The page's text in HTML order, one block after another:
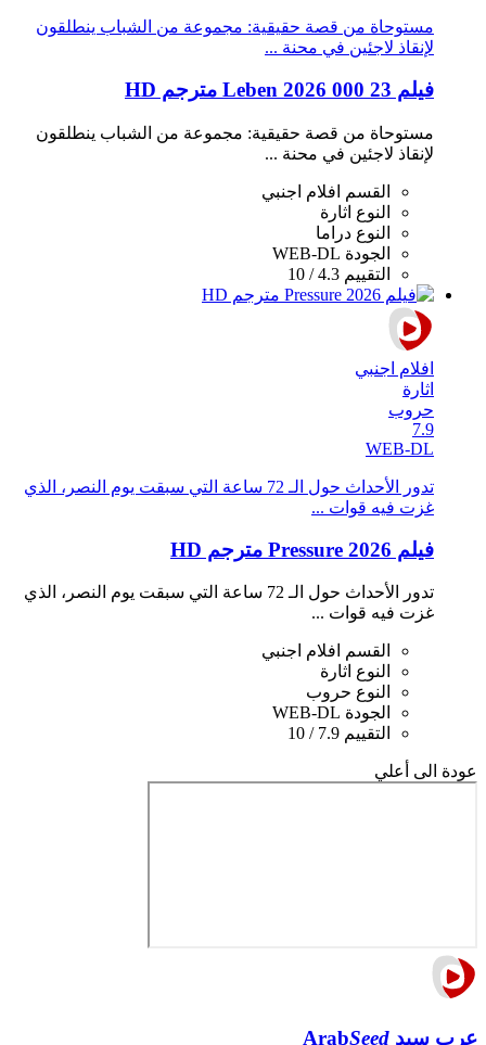
مستوحاة من قصة حقيقية: مجموعة من الشباب ينطلقون
لإنقاذ لاجئين في محنة ...
فيلم 23 000 Leben 2026 مترجم HD
مستوحاة من قصة حقيقية: مجموعة من الشباب ينطلقون
لإنقاذ لاجئين في محنة ...
القسم
افلام اجنبي
النوع اثارة
النوع دراما
الجودة WEB-DL
التقييم 4.3 / 10
افلام اجنبي
اثارة
حروب
7.9
WEB-DL
تدور الأحداث حول الـ 72 ساعة التي سبقت يوم النصر، الذي
غزت فيه قوات ...
فيلم Pressure 2026 مترجم HD
تدور الأحداث حول الـ 72 ساعة التي سبقت يوم النصر، الذي
غزت فيه قوات ...
القسم
افلام اجنبي
النوع اثارة
النوع حروب
الجودة WEB-DL
التقييم 7.9 / 10
عودة الى أعلي
عرب سيد ArabSeed